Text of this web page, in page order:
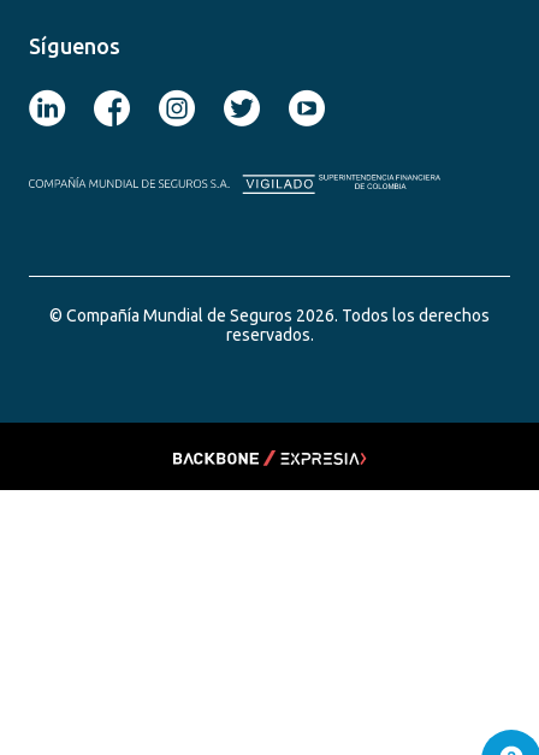
Síguenos
© Compañía Mundial de Seguros 2026. Todos los derechos
reservados.